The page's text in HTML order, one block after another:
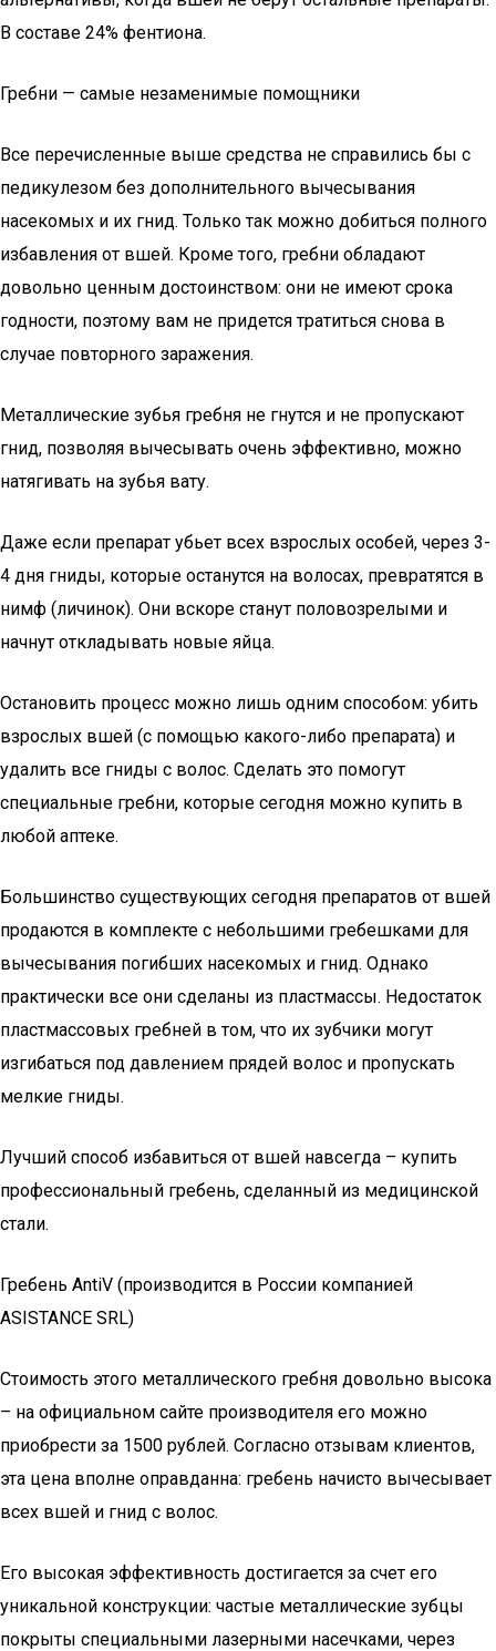
В составе 24% фентиона.
Гребни — самые незаменимые помощники
Все перечисленные выше средства не справились бы с
педикулезом без дополнительного вычесывания
насекомых и их гнид. Только так можно добиться полного
избавления от вшей. Кроме того, гребни обладают
довольно ценным достоинством: они не имеют срока
годности, поэтому вам не придется тратиться снова в
случае повторного заражения.
Металлические зубья гребня не гнутся и не пропускают
гнид, позволяя вычесывать очень эффективно, можно
натягивать на зубья вату.
Даже если препарат убьет всех взрослых особей, через 3-
4 дня гниды, которые останутся на волосах, превратятся в
нимф (личинок). Они вскоре станут половозрелыми и
начнут откладывать новые яйца.
Остановить процесс можно лишь одним способом: убить
взрослых вшей (с помощью какого-либо препарата) и
удалить все гниды с волос. Сделать это помогут
специальные гребни, которые сегодня можно купить в
любой аптеке.
Большинство существующих сегодня препаратов от вшей
продаются в комплекте с небольшими гребешками для
вычесывания погибших насекомых и гнид. Однако
практически все они сделаны из пластмассы. Недостаток
пластмассовых гребней в том, что их зубчики могут
изгибаться под давлением прядей волос и пропускать
мелкие гниды.
Лучший способ избавиться от вшей навсегда – купить
профессиональный гребень, сделанный из медицинской
стали.
Гребень AntiV (производится в России компанией
ASISTANCE SRL)
Стоимость этого металлического гребня довольно высока
– на официальном сайте производителя его можно
приобрести за 1500 рублей. Согласно отзывам клиентов,
эта цена вполне оправданна: гребень начисто вычесывает
всех вшей и гнид с волос.
Его высокая эффективность достигается за счет его
уникальной конструкции: частые металлические зубцы
покрыты специальными лазерными насечками, через